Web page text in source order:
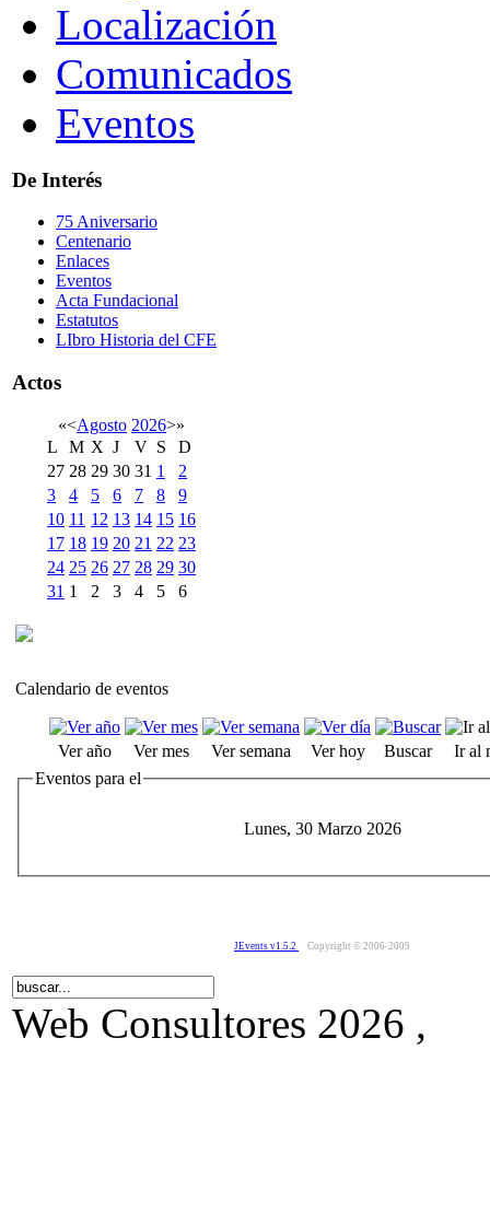
Localización
Comunicados
Eventos
De Interés
75 Aniversario
Centenario
Enlaces
Eventos
Acta Fundacional
Estatutos
LIbro Historia del CFE
Actos
«<Agosto 2026>»
L
M X J V S
D
27 28 29 30 31 1
2
3
4 5 6 7 8
9
10 11 12 13 14 15 16
17 18 19 20 21 22 23
24 25 26 27 28 29 30
31 1 2 3 4 5 6
Calendario de eventos
Ver año Ver mes Ver semana Ver hoy Buscar
Ir al
Eventos para el
Lunes, 30 Marzo 2026
JEvents v1.5.2 Copyright © 2006-2009
Web Consultores 2026 ,